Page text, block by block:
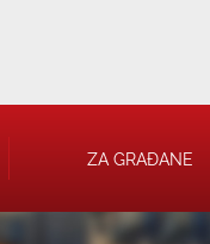
ZA GRAĐANE